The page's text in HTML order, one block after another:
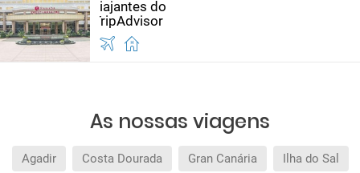
As nossas viagens
Agadir Costa Dourada Gran Canária Ilha do Sal